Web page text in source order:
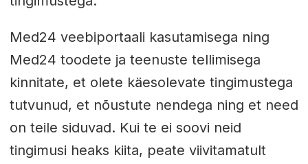
Med24 veebiportaali kasutamisega ning
Med24 toodete ja teenuste tellimisega
kinnitate, et olete käesolevate tingimustega
tutvunud, et nõustute nendega ning et need
on teile siduvad. Kui te ei soovi neid
tingimusi heaks kiita, peate viivitamatult